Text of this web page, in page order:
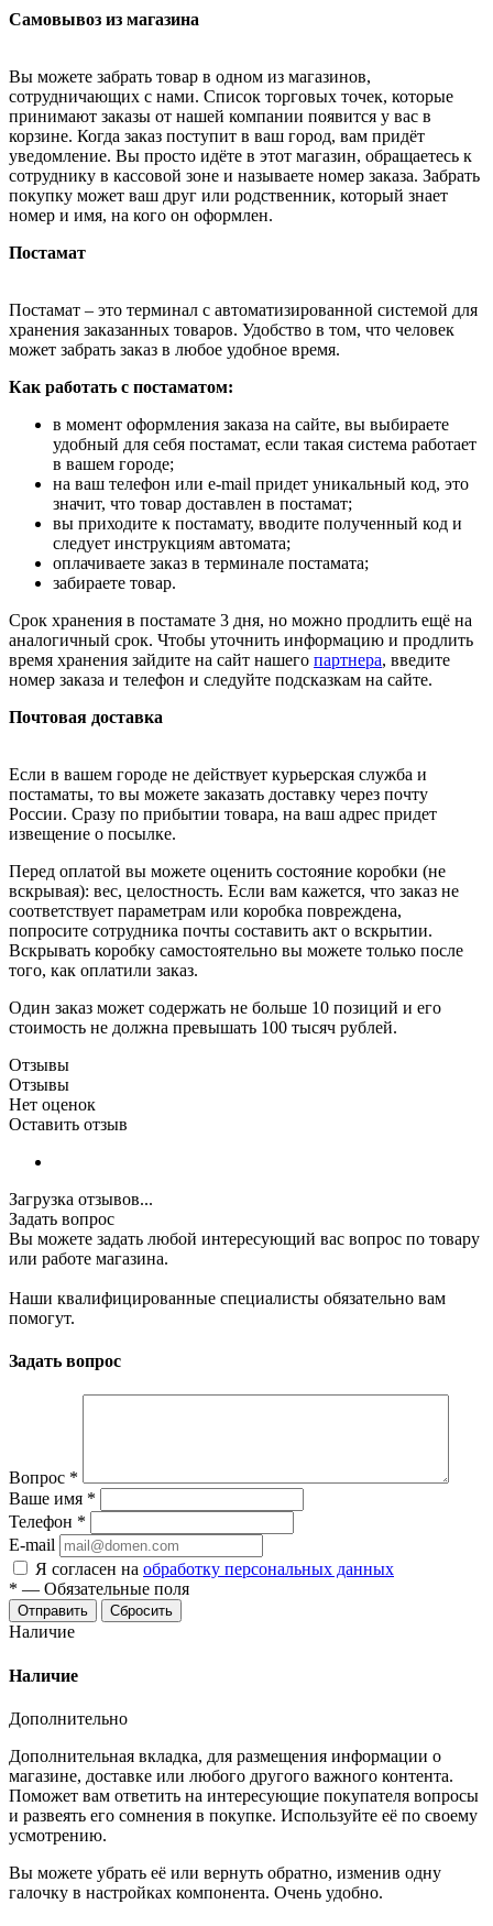
Самовывоз из магазина
Вы можете забрать товар в одном из магазинов,
сотрудничающих с нами. Список торговых точек, которые
принимают заказы от нашей компании появится у вас в
корзине. Когда заказ поступит в ваш город, вам придёт
уведомление. Вы просто идёте в этот магазин, обращаетесь к
сотруднику в кассовой зоне и называете номер заказа. Забрать
покупку может ваш друг или родственник, который знает
номер и имя, на кого он оформлен.
Постамат
Постамат – это терминал с автоматизированной системой для
хранения заказанных товаров. Удобство в том, что человек
может забрать заказ в любое удобное время.
Как работать с постаматом:
в момент оформления заказа на сайте, вы выбираете
удобный для себя постамат, если такая система работает
в вашем городе;
на ваш телефон или e-mail придет уникальный код, это
значит, что товар доставлен в постамат;
вы приходите к постамату, вводите полученный код и
следует инструкциям автомата;
оплачиваете заказ в терминале постамата;
забираете товар.
Срок хранения в постамате 3 дня, но можно продлить ещё на
аналогичный срок. Чтобы уточнить информацию и продлить
время хранения зайдите на сайт нашего партнера, введите
номер заказа и телефон и следуйте подсказкам на сайте.
Почтовая доставка
Если в вашем городе не действует курьерская служба и
постаматы, то вы можете заказать доставку через почту
России. Сразу по прибытии товара, на ваш адрес придет
извещение о посылке.
Перед оплатой вы можете оценить состояние коробки (не
вскрывая): вес, целостность. Если вам кажется, что заказ не
соответствует параметрам или коробка повреждена,
попросите сотрудника почты составить акт о вскрытии.
Вскрывать коробку самостоятельно вы можете только после
того, как оплатили заказ.
Один заказ может содержать не больше 10 позиций и его
стоимость не должна превышать 100 тысяч рублей.
Отзывы
Отзывы
Нет оценок
Оставить отзыв
Загрузка отзывов...
Задать вопрос
Вы можете задать любой интересующий вас вопрос по товару
или работе магазина.
Наши квалифицированные специалисты обязательно вам
помогут.
Задать вопрос
Вопрос *
Ваше имя *
Телефон *
E-mail
Я согласен на обработку персональных данных
* — Обязательные поля
Отправить Сбросить
Наличие
Наличие
Дополнительно
Дополнительная вкладка, для размещения информации о
магазине, доставке или любого другого важного контента.
Поможет вам ответить на интересующие покупателя вопросы
и развеять его сомнения в покупке. Используйте её по своему
усмотрению.
Вы можете убрать её или вернуть обратно, изменив одну
галочку в настройках компонента. Очень удобно.